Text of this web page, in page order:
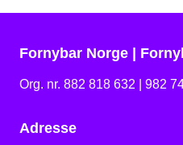
Fornybar Norge |
Org. nr. 882 818 632 | 982
Adresse